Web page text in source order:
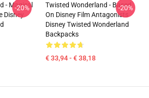
- Magical
-20%
Twisted Wonderland - Based
On Disney Film Antagonists
Disney Twisted Wonderland
Backpacks
€ 33,94 - € 38,18
-20%